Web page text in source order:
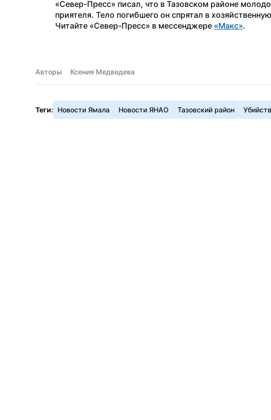
«Север-Пресс» писал, что в Тазовском районе
приятеля. Тело погибшего он спрятал в
Читайте «Север-Пресс» в мессенджере «Макс».
Авторы Ксения Медведева
Теги: Новости Ямала Новости ЯНАО Тазовский район